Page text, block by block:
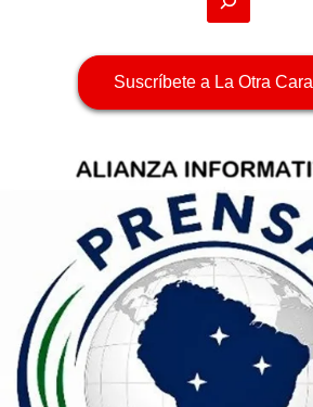
Suscríbete a La Otra Cara